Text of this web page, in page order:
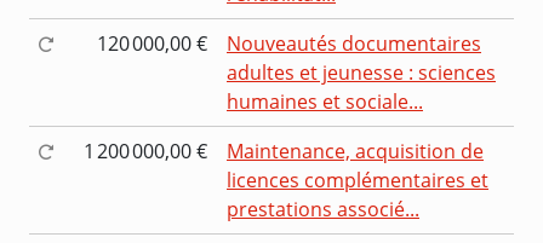
120 000,00 €
Nouveautés documentaires
adultes et jeunesse : sciences
humaines et sociale...
1 200 000,00 €
Maintenance, acquisition de
licences complémentaires et
prestations associé...